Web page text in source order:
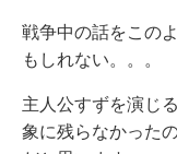
戦争中の話をこの
もしれない。。。
主人公すずを演じ
象に残らなかった